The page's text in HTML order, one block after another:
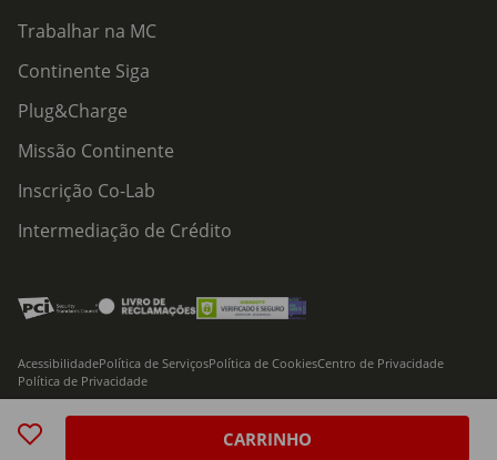
CARRINHO
Trabalhar na MC
Continente Siga
Plug&Charge
Missão Continente
Inscrição Co-Lab
Intermediação de Crédito
© 2026 Modelo Continente Hipermercados, S.A. Todos os direitos reservados
AcessibilidadePolítica de ServiçosPolítica de CookiesCentro de Privacidade
Política de Privacidade